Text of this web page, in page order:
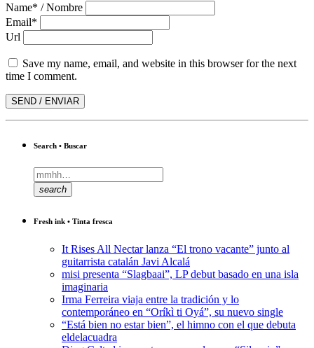
Name* / Nombre
Email*
Url
Save my name, email, and website in this browser for the next
time I comment.
Search • Buscar
search
Fresh ink • Tinta fresca
It Rises All Nectar lanza “El trono vacante” junto al
guitarrista catalán Javi Alcalá
misi presenta “Slagbaai”, LP debut basado en una isla
imaginaria
Irma Ferreira viaja entre la tradición y lo
contemporáneo en “Oríkì ti Oyá”, su nuevo single
“Está bien no estar bien”, el himno con el que debuta
eldelacuadra